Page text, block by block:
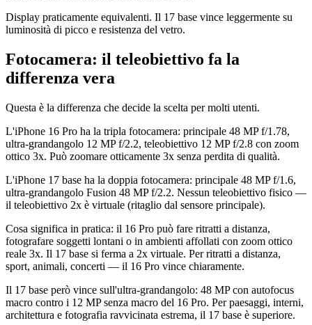
Display praticamente equivalenti. Il 17 base vince leggermente su
luminosità di picco e resistenza del vetro.
Fotocamera: il teleobiettivo fa la
differenza vera
Questa è la differenza che decide la scelta per molti utenti.
L'iPhone 16 Pro ha la tripla fotocamera: principale 48 MP f/1.78,
ultra-grandangolo 12 MP f/2.2, teleobiettivo 12 MP f/2.8 con zoom
ottico 3x. Può zoomare otticamente 3x senza perdita di qualità.
L'iPhone 17 base ha la doppia fotocamera: principale 48 MP f/1.6,
ultra-grandangolo Fusion 48 MP f/2.2. Nessun teleobiettivo fisico —
il teleobiettivo 2x è virtuale (ritaglio dal sensore principale).
Cosa significa in pratica: il 16 Pro può fare ritratti a distanza,
fotografare soggetti lontani o in ambienti affollati con zoom ottico
reale 3x. Il 17 base si ferma a 2x virtuale. Per ritratti a distanza,
sport, animali, concerti — il 16 Pro vince chiaramente.
Il 17 base però vince sull'ultra-grandangolo: 48 MP con autofocus
macro contro i 12 MP senza macro del 16 Pro. Per paesaggi, interni,
architettura e fotografia ravvicinata estrema, il 17 base è superiore.